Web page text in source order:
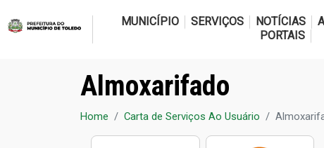
MUNICÍPIO SERVIÇOS NOTÍCIAS
PORTAIS
Almoxarifado
Home Carta de Serviços Ao Usuário